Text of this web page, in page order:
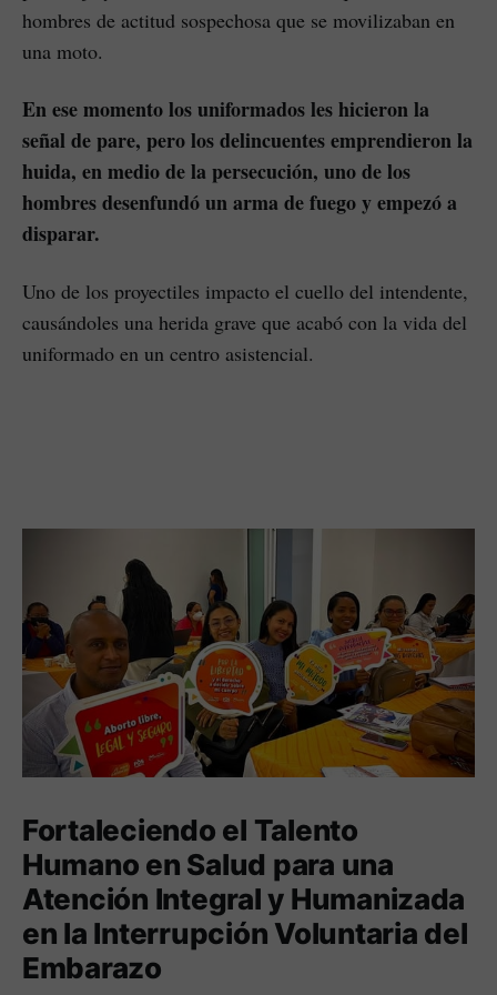
hombres de actitud sospechosa que se movilizaban en
una moto.
En ese momento los uniformados les hicieron la
señal de pare, pero los delincuentes emprendieron la
huida, en medio de la persecución, uno de los
hombres desenfundó un arma de fuego y empezó a
disparar.
Uno de los proyectiles impacto el cuello del intendente,
causándoles una herida grave que acabó con la vida del
uniformado en un centro asistencial.
Fortaleciendo el Talento
Humano en Salud para una
Atención Integral y Humanizada
en la Interrupción Voluntaria del
Embarazo